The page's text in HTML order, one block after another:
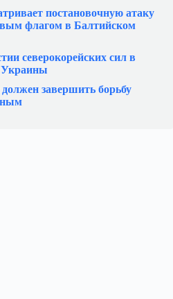
постановочную атаку
флагом в Балтийском
северокорейских сил в
Украины
завершить борьбу